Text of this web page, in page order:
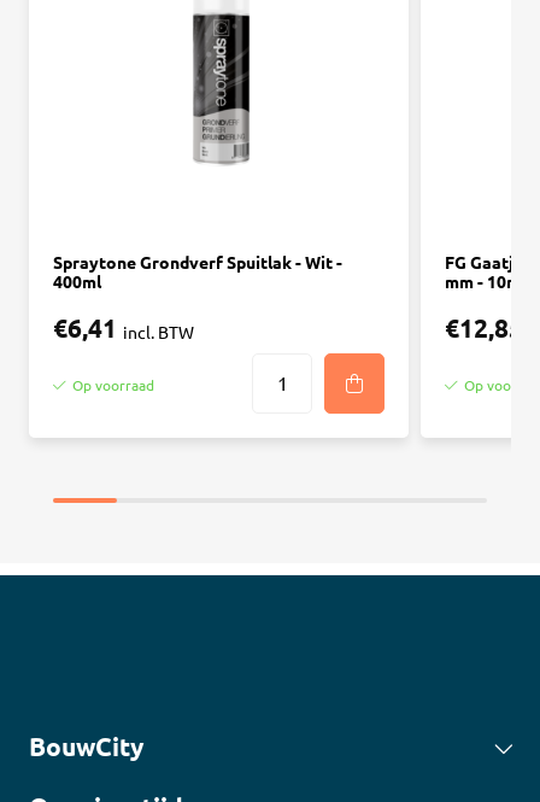
Spraytone Grondverf Spuitlak - Wit -
400ml
€6,41 incl. BTW
Op voorraad
FG
mm - 10m
€12,85
Op
BouwCity